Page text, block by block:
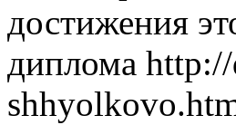
достижения
диплома